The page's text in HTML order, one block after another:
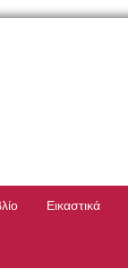
Εικαστικά